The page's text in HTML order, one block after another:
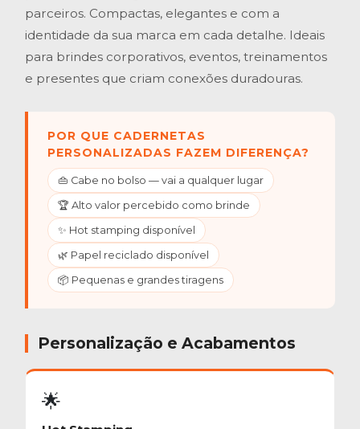
parceiros. Compactas, elegantes e com a
identidade da sua marca em cada detalhe. Ideais
para brindes corporativos, eventos, treinamentos
e presentes que criam conexões duradouras.
POR QUE CADERNETAS
PERSONALIZADAS FAZEM DIFERENÇA?
👜 Cabe no bolso — vai a qualquer lugar
🏆 Alto valor percebido como brinde
✨ Hot stamping disponível
🌿 Papel reciclado disponível
📦 Pequenas e grandes tiragens
Personalização e Acabamentos
🌟